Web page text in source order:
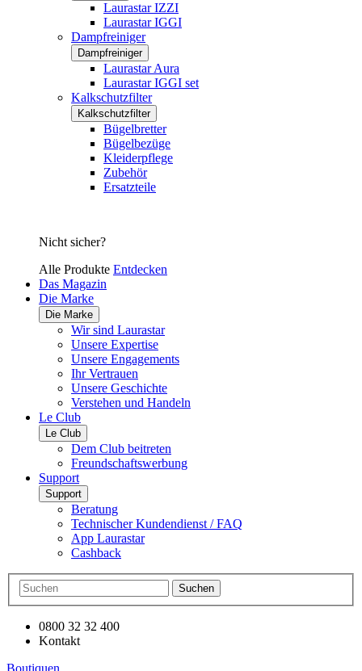
Laurastar IZZI
Laurastar IGGI
Dampfreiniger
Dampfreiniger
Laurastar Aura
Laurastar IGGI set
Kalkschutzfilter
Kalkschutzfilter
Bügelbretter
Bügelbezüge
Kleiderpflege
Zubehör
Ersatzteile
Nicht sicher?
Alle Produkte Entdecken
Das Magazin
Die Marke
Die Marke
Wir sind Laurastar
Unsere Expertise
Unsere Engagements
Ihr Vertrauen
Unsere Geschichte
Verstehen und Handeln
Le Club
Le Club
Dem Club beitreten
Freundschaftswerbung
Support
Support
Beratung
Technischer Kundendienst / FAQ
App Laurastar
Cashback
Suchen
0800 32 32 400
Kontakt
Boutiquen